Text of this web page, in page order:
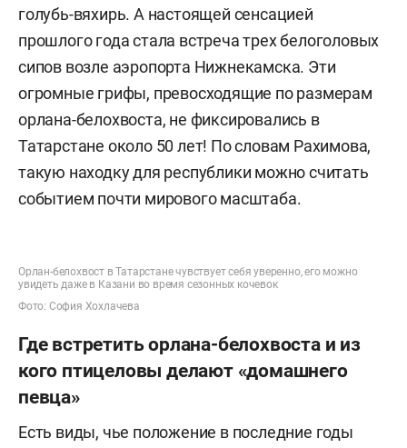
голубь-вяхирь. А настоящей сенсацией
прошлого года стала встреча трех белоголовых
сипов возле аэропорта Нижнекамска. Эти
огромные грифы, превосходящие по размерам
орлана-белохвоста, не фиксировались в
Татарстане около 50 лет! По словам Рахимова,
такую находку для республики можно считать
событием почти мирового масштаба.
Орлан-белохвост в Татарстане чувствует себя уверенно, его можно
увидеть даже в Казани во время сезонных кочевок
Фото: София Хохлачева
Где встретить орлана-белохвоста и из
кого птицеловы делают «домашнего
певца»
Есть виды, чье положение в последние годы